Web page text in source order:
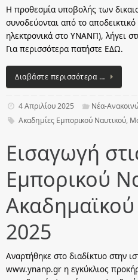
Η προθεσμία υποβολής των
συνοδεύονται από το
ηλεκτρονικά στο ΥΝΑΝΠ), λήγει
Για περισσότερα πατήστε ΕΔΩ.
Διαβάστε περισσότερα …
4 Απριλίου 2025
Νέα-
Ακαδημίες Εμπορικού Ναυτικού,
Εισαγωγή
Εμπορικού
2025
Aναρτήθηκε στο διαδίκτυο στην
www.ynanp.gr η εγκύκλιος